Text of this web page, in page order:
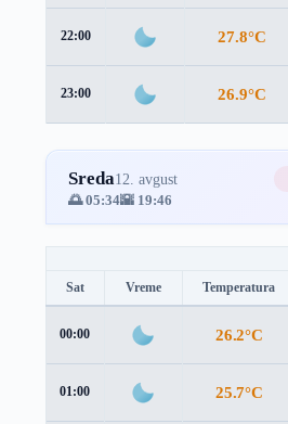
22:00 27.8°C
23:00 26.9°C
Sreda12. avgust
🌅 05:34🌇 19:46
Sat Vreme Temperatura
00:00 26.2°C
01:00 25.7°C